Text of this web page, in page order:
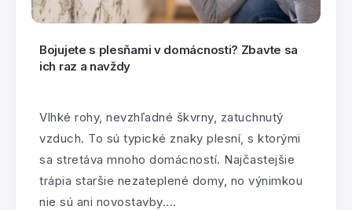
Bojujete s plesňami v domácnosti? Zbavte sa
ich raz a navždy
Vlhké rohy, nevzhľadné škvrny, zatuchnutý
vzduch. To sú typické znaky plesní, s ktorými
sa stretáva mnoho domácností. Najčastejšie
trápia staršie nezateplené domy, no výnimkou
nie sú ani novostavby....